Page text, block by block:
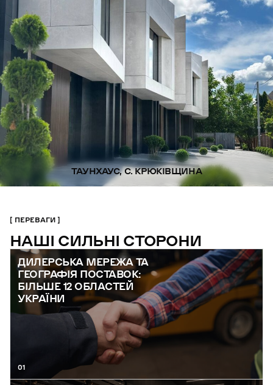
ТАУНХАУС, С. КРЮКІВЩИНА
ПЕРЕВАГИ
НАШІ СИЛЬНІ СТОРОНИ
ДИЛЕРСЬКА МЕРЕЖА ТА
ГЕОГРАФІЯ ПОСТАВОК:
БІЛЬШЕ 12 ОБЛАСТЕЙ
УКРАЇНИ
01